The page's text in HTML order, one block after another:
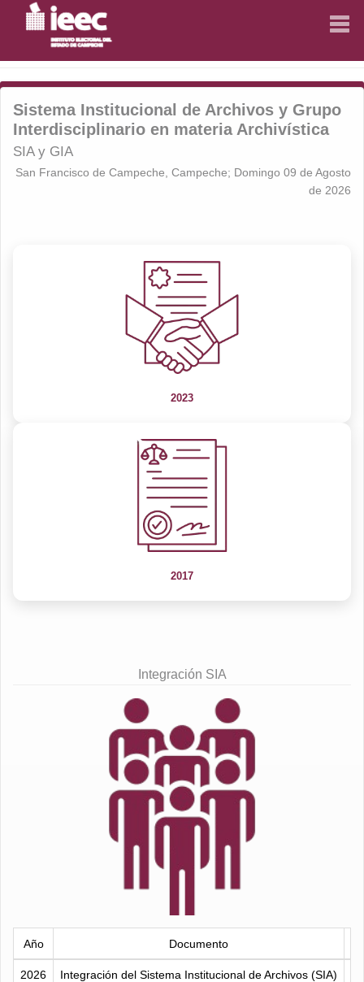
CONSEJO GENERAL
LEGISLACIÓN
GÉNERO Y DERECHOS HUMANOS
CANDIDATURA INDEPENDIENTES
CONSEJO GENERAL
LEGISLACIÓN
GÉNERO Y DERECHOS HUMANOS
CANDIDATURA INDEPENDIENTES
Sistema Institucional de Archivos y Grupo
Interdisciplinario en materia Archivística
SIA y GIA
San Francisco de Campeche, Campeche; Domingo 09 de Agosto
de 2026
2023
2017
Integración SIA
Año Documento
2026 Integración del Sistema Institucional de Archivos (SIA)